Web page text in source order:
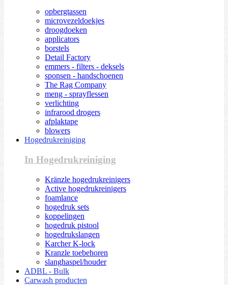
opbergtassen
microvezeldoekjes
droogdoeken
applicators
borstels
Detail Factory
emmers - filters - deksels
sponsen - handschoenen
The Rag Company
meng - sprayflessen
verlichting
infrarood drogers
afplaktape
blowers
Hogedrukreiniging
In Hogedrukreiniging
Kränzle hogedrukreinigers
Active hogedrukreinigers
foamlance
hogedruk sets
koppelingen
hogedruk pistool
hogedrukslangen
Karcher K-lock
Kranzle toebehoren
slanghaspel/houder
ADBL - Bulk
Carwash producten